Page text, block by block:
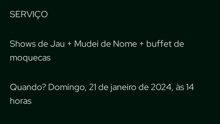
SERVIÇO
Shows de Jau + Mudei de Nome + buffet de
moquecas
Quando? Domingo, 21 de janeiro de 2024, às 14
horas